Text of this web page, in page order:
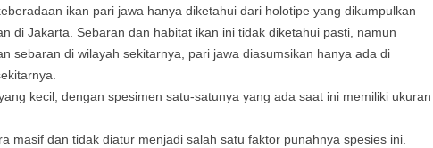
ikan pari jawa hanya diketahui dari holotipe yang dikumpulkan
di Jakarta. Sebaran dan habitat ikan ini tidak diketahui pasti, namun
sebaran di wilayah sekitarnya, pari jawa diasumsikan hanya ada di
kecil, dengan spesimen satu-satunya yang ada saat ini memiliki ukuran
masif dan tidak diatur menjadi salah satu faktor punahnya spesies ini.